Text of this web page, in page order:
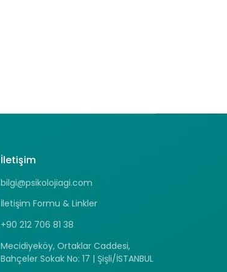
İletişim
bilgi@psikolojiagi.com
İletişim Formu & Linkler
+90 212 706 81 38
Mecidiyeköy, Ortaklar Caddesi,
Bahçeler Sokak No: 17 | Şişli/İSTANBUL